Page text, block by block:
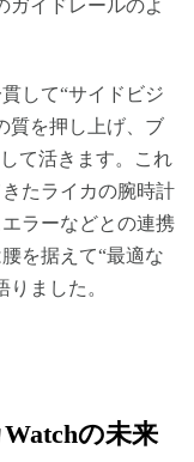
ガイドレールのよ
して“サイドビジ
質を押し上げ、ブ
て活きます。これ
たライカの腕時計
ラーなどとの連携
を据えて“最適な
ました。
の未来